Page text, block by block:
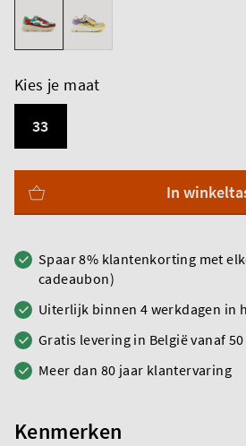
Kies je maat
33
In
Spaar 8% klantenkorting met
cadeaubon)
Uiterlijk binnen 4 werkdagen in
Gratis levering in België vanaf
Meer dan 80 jaar klantervaring
Kenmerken